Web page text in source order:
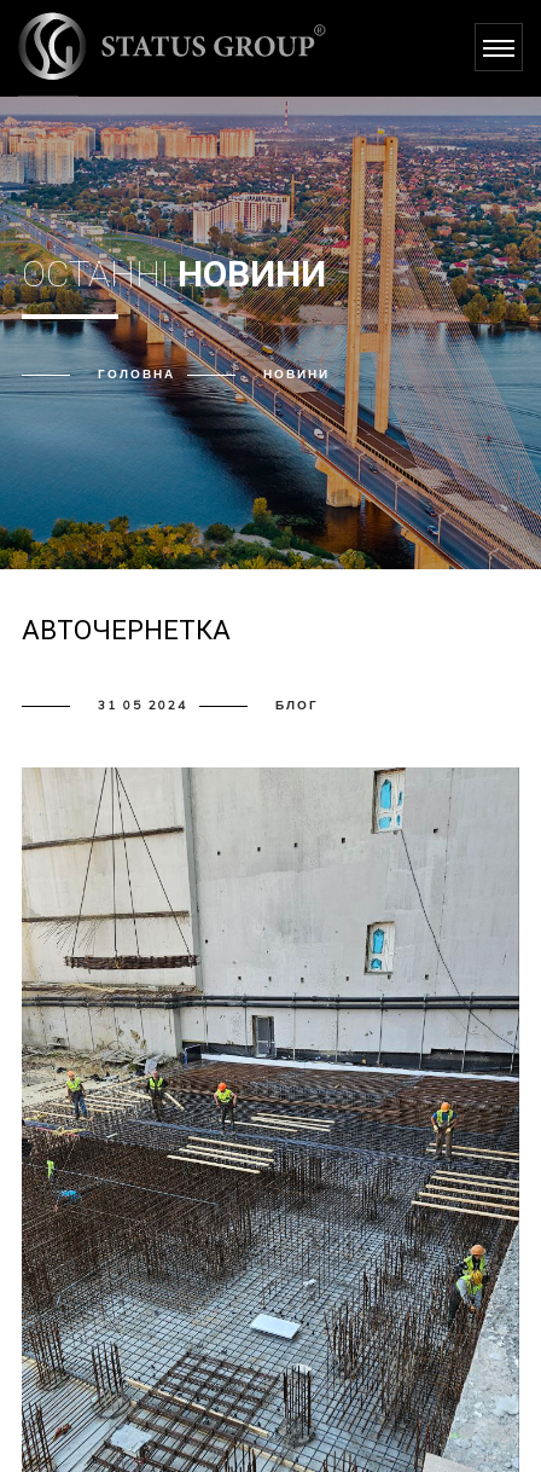
НОВИНИ -
STATUS GROUP
ОСТАННІНОВИНИ
ГОЛОВНА НОВИНИ
АВТОЧЕРНЕТКА
31 05 2024 БЛОГ